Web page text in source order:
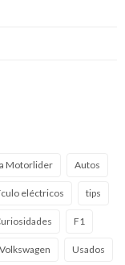
Motorlider Autos
eléctricos tips
F1
Volkswagen Usados